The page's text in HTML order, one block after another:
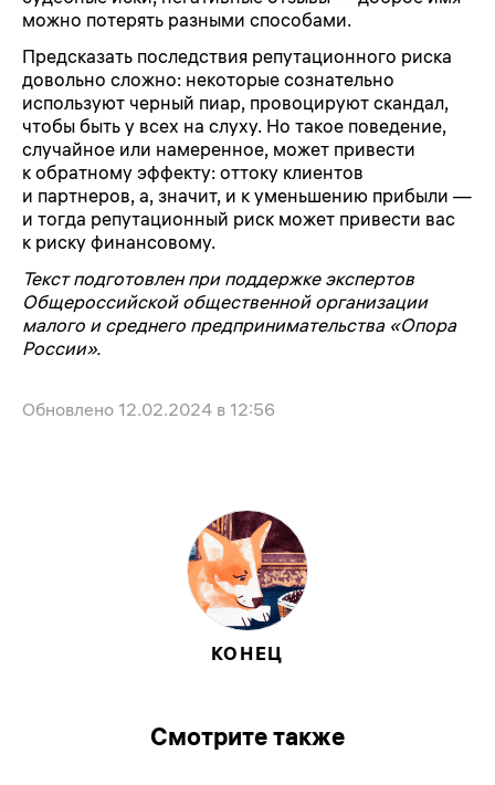
можно потерять разными способами.
Предсказать последствия репутационного риска
довольно сложно: некоторые сознательно
используют черный пиар, провоцируют скандал,
чтобы быть у всех на слуху. Но такое поведение,
случайное или намеренное, может привести
к обратному эффекту: оттоку клиентов
и партнеров, а, значит, и к уменьшению прибыли —
и тогда репутационный риск может привести вас
к риску финансовому.
Текст подготовлен при поддержке экспертов
Общероссийской общественной организации
малого и среднего предпринимательства «Опора
России».
Обновлено 12.02.2024 в 12:56
КОНЕЦ
Смотрите также